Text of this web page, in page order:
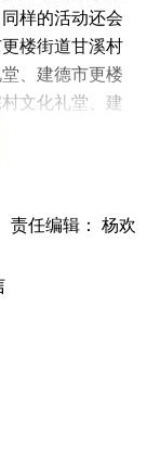
样的活动还会
楼街道甘溪村
、建德市更楼
文化礼堂、建
道桥岭村文化
市更楼街道骆
村文化礼堂、
道也将结合村
需求，让文化
责任编辑： 杨欢